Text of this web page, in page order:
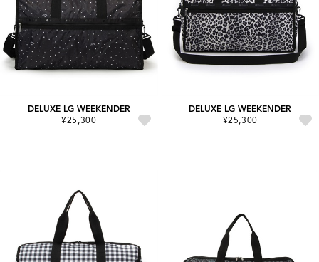
DELUXE LG WEEKENDER
¥25,300
DELUXE LG WEEKENDER
¥25,300